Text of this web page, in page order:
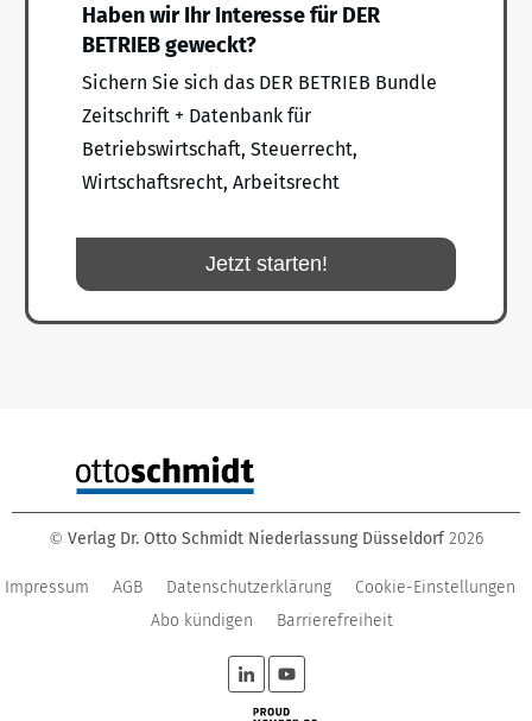
Haben wir Ihr Interesse für DER
BETRIEB geweckt?
Sichern Sie sich das DER BETRIEB Bundle
Zeitschrift + Datenbank für
Betriebswirtschaft, Steuerrecht,
Wirtschaftsrecht, Arbeitsrecht
Jetzt starten!
© Verlag Dr. Otto Schmidt Niederlassung Düsseldorf 2026
Impressum AGB Datenschutzerklärung
Cookie-Einstellungen
Abo kündigen
Barrierefreiheit